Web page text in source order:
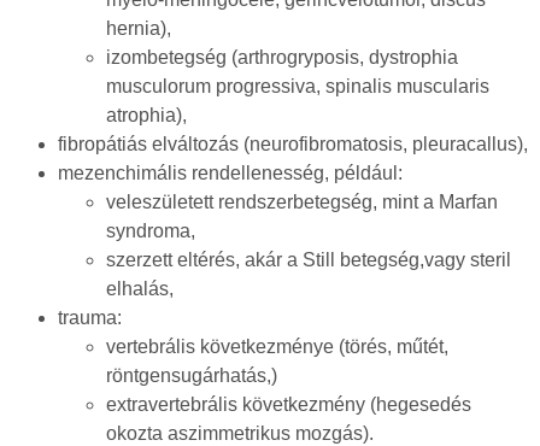
hernia),
izombetegség (arthrogryposis, dystrophia
musculorum progressiva, spinalis muscularis
atrophia),
fibropátiás elváltozás (neurofibromatosis, pleuracallus),
mezenchimális rendellenesség, például:
veleszületett rendszerbetegség, mint a Marfan
syndroma,
szerzett eltérés, akár a Still betegség,vagy steril
elhalás,
trauma:
vertebrális következménye (törés, műtét,
röntgensugárhatás,)
extravertebrális következmény (hegesedés
okozta aszimmetrikus mozgás).